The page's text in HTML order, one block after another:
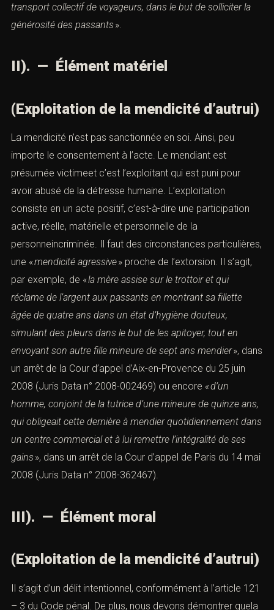
transport collectif de voyageurs, dans le but de solliciter la
générosité des passants ».
II). — Élément matériel
(Exploitation de la mendicité d’autrui)
La mendicité n’est pas sanctionnée en soi. Ainsi, peu
importe le consentement à l’acte. Le mendiant est
présumée victimeet c’est l’exploitant qui est puni pour
avoir abusé de la détresse humaine. L’exploitation
consiste en un acte positif, c’est-à-dire une participation
active, réelle, matérielle et personnelle de la
personneincriminée. Il faut des circonstances particulières,
une «mendicité agressive» proche de l’extorsion. Il s’agit,
par exemple, de «la mère assise sur le trottoir et qui
réclame de l’argent aux passants en montrant sa fillette
âgée de quatre ans dans un état d’hygiène douteux,
simulant des pleurs dans le but de les apitoyer, tout en
envoyant son autre fille mineure de sept ans mendier», dans
un arrêt de la Cour d’appel d’Aix-en-Provence du 25 juin
2008 (Juris Data n° 2008-002469) ou encore «d’un
homme, conjoint de la tutrice d’une mineure de quinze ans,
qui obligeait cette dernière à mendier quotidiennement dans
un centre commercial et à lui remettre l’intégralité de ses
gains », dans un arrêt de la Cour d’appel de Paris du 14 mai
2008 (Juris Data n° 2008-362467).
III). — Élément moral
(Exploitation de la mendicité d’autrui)
Il s’agit d’un délit intentionnel, conformément à l’article 121
– 3 du Code pénal. De plus, nous devons démontrer quela